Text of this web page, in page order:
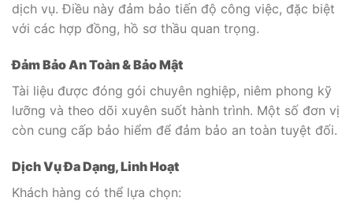
dịch vụ. Điều này đảm bảo tiến độ công việc, đặc biệt
với các hợp đồng, hồ sơ thầu quan trọng.
Đảm Bảo An Toàn & Bảo Mật
Tài liệu được đóng gói chuyên nghiệp, niêm phong kỹ
lưỡng và theo dõi xuyên suốt hành trình. Một số đơn vị
còn cung cấp bảo hiểm để đảm bảo an toàn tuyệt đối.
Dịch Vụ Đa Dạng, Linh Hoạt
Khách hàng có thể lựa chọn: